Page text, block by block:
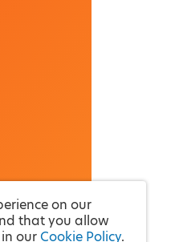
on our
that you allow
our Cookie Policy.